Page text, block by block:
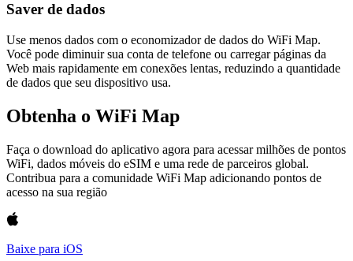
Saver de dados
Use menos dados com o economizador de dados do WiFi Map.
Você pode diminuir sua conta de telefone ou carregar páginas da
Web mais rapidamente em conexões lentas, reduzindo a quantidade
de dados que seu dispositivo usa.
Obtenha o WiFi Map
Faça o download do aplicativo agora para acessar milhões de pontos
WiFi, dados móveis do eSIM e uma rede de parceiros global.
Contribua para a comunidade WiFi Map adicionando pontos de
acesso na sua região
Baixe para iOS